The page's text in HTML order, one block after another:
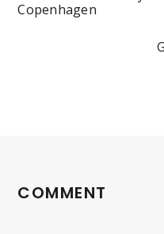
Copenhagen
COMMENT